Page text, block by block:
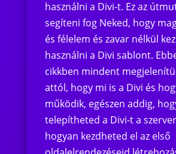
használni a Divi-t. Ez az
segíteni fog Neked, hogy
és félelem és zavar nélkül
használni a Divi sablont.
cikkben mindent
attól, hogy mi is a Divi és
működik, egészen addig,
telepítheted a Divi-t a
hogyan kezdheted el az első